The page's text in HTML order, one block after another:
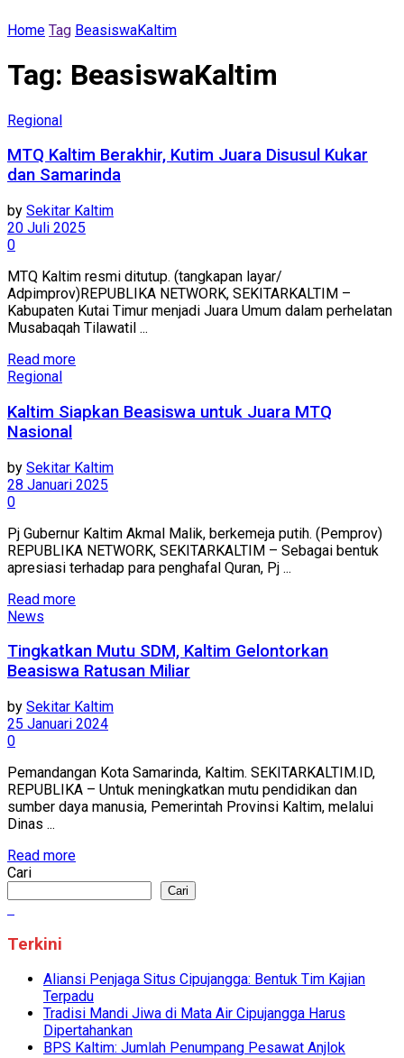
Home Tag BeasiswaKaltim
Tag: BeasiswaKaltim
Regional
MTQ Kaltim Berakhir, Kutim Juara Disusul Kukar
dan Samarinda
by Sekitar Kaltim
20 Juli 2025
0
MTQ Kaltim resmi ditutup. (tangkapan layar/
Adpimprov)REPUBLIKA NETWORK, SEKITARKALTIM –
Kabupaten Kutai Timur menjadi Juara Umum dalam perhelatan
Musabaqah Tilawatil ...
Read more
Regional
Kaltim Siapkan Beasiswa untuk Juara MTQ
Nasional
by Sekitar Kaltim
28 Januari 2025
0
Pj Gubernur Kaltim Akmal Malik, berkemeja putih. (Pemprov)
REPUBLIKA NETWORK, SEKITARKALTIM – Sebagai bentuk
apresiasi terhadap para penghafal Quran, Pj ...
Read more
News
Tingkatkan Mutu SDM, Kaltim Gelontorkan
Beasiswa Ratusan Miliar
by Sekitar Kaltim
25 Januari 2024
0
Pemandangan Kota Samarinda, Kaltim. SEKITARKALTIM.ID,
REPUBLIKA – Untuk meningkatkan mutu pendidikan dan
sumber daya manusia, Pemerintah Provinsi Kaltim, melalui
Dinas ...
Read more
Cari
Cari
Terkini
Aliansi Penjaga Situs Cipujangga: Bentuk Tim Kajian
Terpadu
Tradisi Mandi Jiwa di Mata Air Cipujangga Harus
Dipertahankan
BPS Kaltim: Jumlah Penumpang Pesawat Anjlok